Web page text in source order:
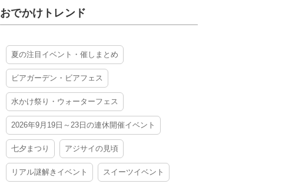
おでかけトレンド
夏の注目イベント・催しまとめ
ビアガーデン・ビアフェス
水かけ祭り・ウォーターフェス
2026年9月19日～23日の連休開催イベント
七夕まつり アジサイの見頃
リアル謎解きイベント スイーツイベント